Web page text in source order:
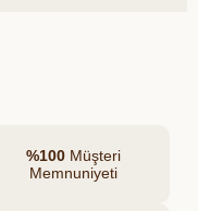
%100Müşteri
Memnuniyeti